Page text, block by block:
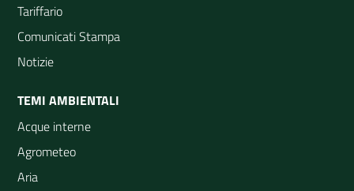
Tariffario
Comunicati Stampa
Notizie
TEMI AMBIENTALI
Acque interne
Agrometeo
Aria